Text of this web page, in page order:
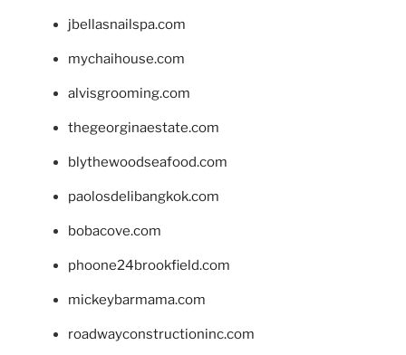
jbellasnailspa.com
mychaihouse.com
alvisgrooming.com
thegeorginaestate.com
blythewoodseafood.com
paolosdelibangkok.com
bobacove.com
phoone24brookfield.com
mickeybarmama.com
roadwayconstructioninc.com